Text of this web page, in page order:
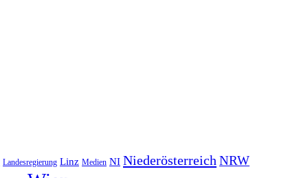
Landesregierung Linz Medien NI Niederösterreich NRW